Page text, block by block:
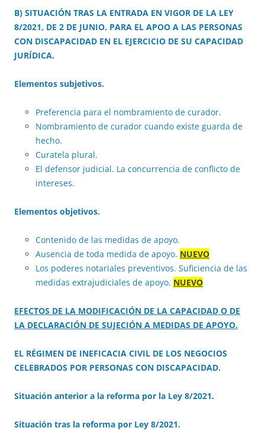
B) SITUACIÓN TRAS LA ENTRADA EN VIGOR DE LA LEY
8/2021, DE 2 DE JUNIO. PARA EL APOO A LAS PERSONAS
CON DISCAPACIDAD EN EL EJERCICIO DE SU CAPACIDAD
JURÍDICA.
Elementos subjetivos.
Preferencia para el nombramiento de curador.
Nombramiento de curador cuando existe guarda de
hecho.
Curatela plural.
El defensor judicial. La concurrencia de conflicto de
intereses.
Elementos objetivos.
Contenido de las medidas de apoyo.
Ausencia de toda medida de apoyo. NUEVO
Los poderes notariales preventivos. Suficiencia de las
medidas extrajudiciales de apoyo. NUEVO
EFECTOS DE LA MODIFICACIÓN DE LA CAPACIDAD O DE
LA DECLARACIÓN DE SUJECIÓN A MEDIDAS DE APOYO.
EL RÉGIMEN DE INEFICACIA CIVIL DE LOS NEGOCIOS
CELEBRADOS POR PERSONAS CON DISCAPACIDAD.
Situación anterior a la reforma por la Ley 8/2021.
Situación tras la reforma por Ley 8/2021.